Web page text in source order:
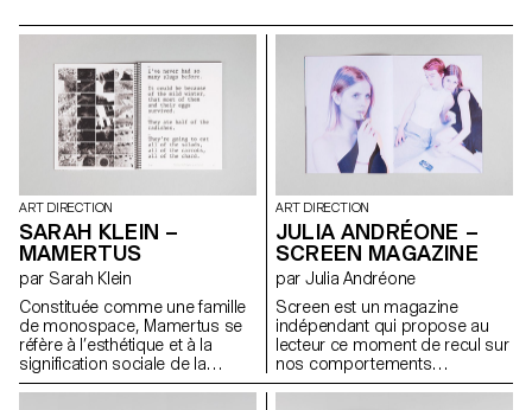
ART DIRECTION
SARAH KLEIN –
MAMERTUS
par Sarah Klein
Constituée comme une famille
de monospace, Mamertus se
réfère à l’esthétique et à la
signification sociale de la
machine à écrire. La police se
ART DIRECTION
JULIA ANDRÉONE –
SCREEN MAGAZINE
par Julia Andréone
Screen est un magazine
indépendant qui propose au
lecteur ce moment de recul sur
nos comportements
quotidiens par rapport aux